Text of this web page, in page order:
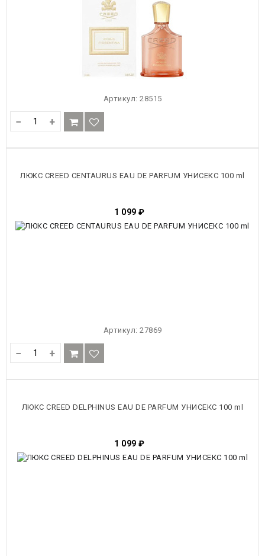
Артикул: 28515
− +
ЛЮКС CREED CENTAURUS EAU DE PARFUM УНИСЕКС 100 ml
1 099 ₽
Артикул: 27869
− +
ЛЮКС CREED DELPHINUS EAU DE PARFUM УНИСЕКС 100 ml
1 099 ₽